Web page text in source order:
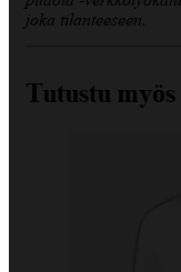
joka tilanteeseen.
Tutustu myös